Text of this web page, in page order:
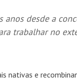
desde a
trabalhar no
nativas e